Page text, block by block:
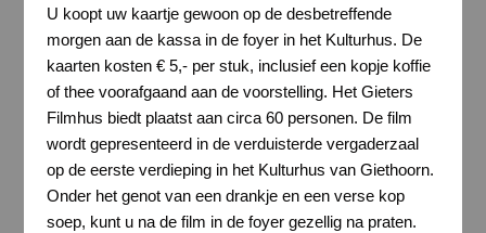
U koopt uw kaartje gewoon op de desbetreffende
morgen aan de kassa in de foyer in het Kulturhus. De
kaarten kosten € 5,- per stuk, inclusief een kopje koffie
of thee voorafgaand aan de voorstelling. Het Gieters
Filmhus biedt plaatst aan circa 60 personen. De film
wordt gepresenteerd in de verduisterde vergaderzaal
op de eerste verdieping in het Kulturhus van Giethoorn.
Onder het genot van een drankje en een verse kop
soep, kunt u na de film in de foyer gezellig na praten.